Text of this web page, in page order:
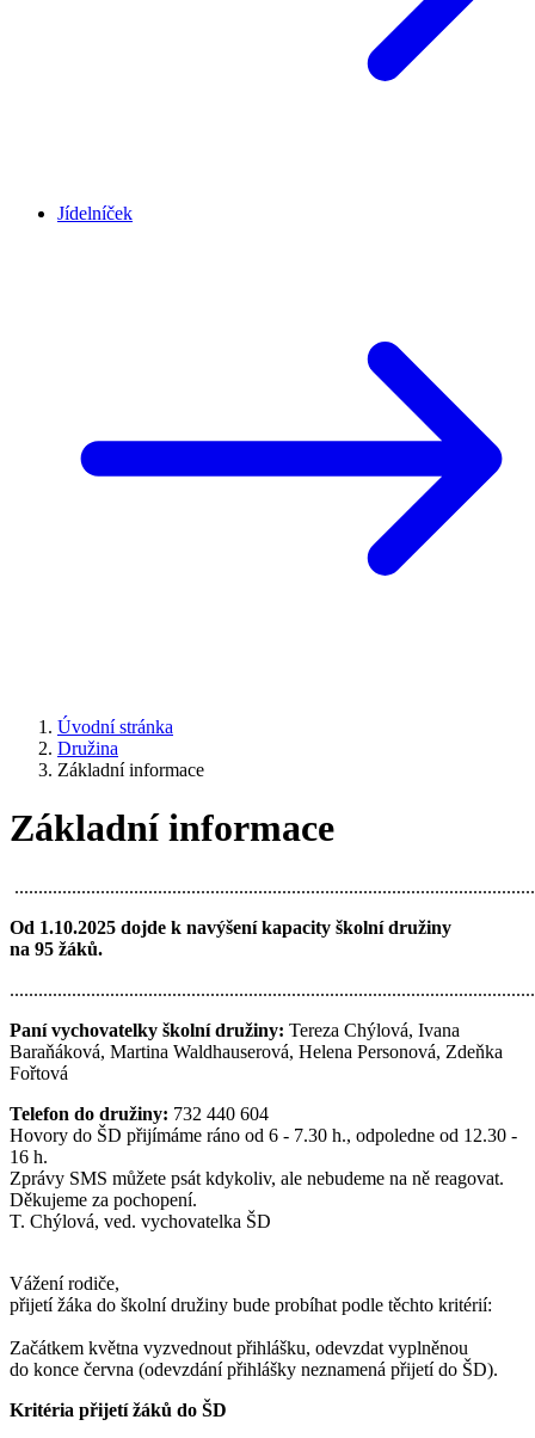
Jídelníček
Úvodní stránka
Družina
Základní informace
Základní informace
Od 1.10.2025 dojde k navýšení kapacity školní družiny
na 95 žáků.
Paní vychovatelky školní družiny: Tereza Chýlová, Ivana
Baraňáková, Martina Waldhauserová, Helena Personová, Zdeňka
Fořtová
Telefon do družiny: 732 440 604
Hovory do ŠD přijímáme ráno od 6 - 7.30 h., odpoledne od 12.30 -
16 h.
Zprávy SMS můžete psát kdykoliv, ale nebudeme na ně reagovat.
Děkujeme za pochopení.
T. Chýlová, ved. vychovatelka ŠD
Vážení rodiče,
přijetí žáka do školní družiny bude probíhat podle těchto kritérií:
Začátkem května vyzvednout přihlášku, odevzdat vyplněnou
do konce června (odevzdání přihlášky neznamená přijetí do ŠD).
Kritéria přijetí žáků do ŠD